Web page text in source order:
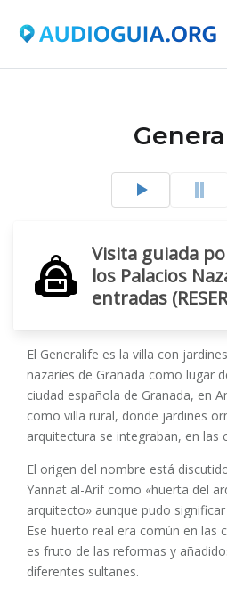
Visita guiada
los Palacios
entradas
El Generalife es la villa con
nazaríes de Granada como lugar
ciudad española de Granada, en
como villa rural, donde jardines
arquitectura se integraban, en las
El origen del nombre está
Yannat al-Arif como «huerta del
arquitecto» aunque pudo
Ese huerto real era común en las
es fruto de las reformas y
diferentes sultanes.